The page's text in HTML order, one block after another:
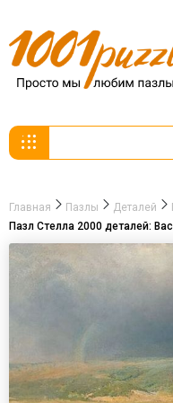
Главная Пазлы Деталей
Пазл Стелла 2000 деталей: